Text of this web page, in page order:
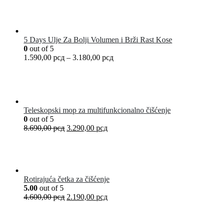
5 Days Ulje Za Bolji Volumen i Brži Rast Kose
0 out of 5
1.590,00 рсд – 3.180,00 рсд
Teleskopski mop za multifunkcionalno čišćenje
0 out of 5
8.690,00рсд 3.290,00 рсд
Rotirajuća četka za čišćenje
5.00 out of 5
4.600,00рсд 2.190,00 рсд